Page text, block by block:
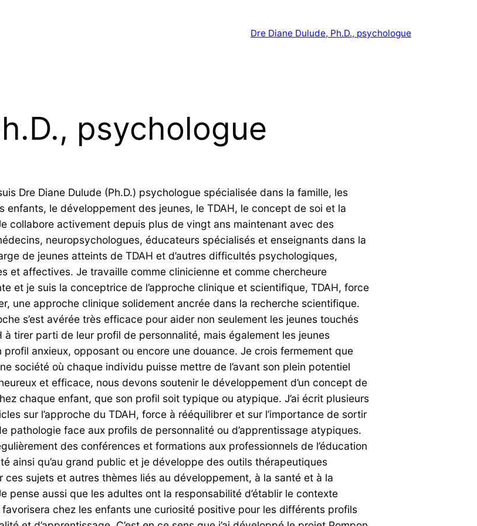
Dre Diane Dulude, Ph.D., psychologue
psychologue
Dre Diane Dulude (Ph.D.) psychologue spécialisée dans la famille, les
enfants, le développement des jeunes, le TDAH, le concept de soi et la
collabore activement depuis plus de vingt ans maintenant avec des
neuropsychologues, éducateurs spécialisés et enseignants dans la
de jeunes atteints de TDAH et d’autres difficultés psychologiques,
et affectives. Je travaille comme clinicienne et comme chercheure
et je suis la conceptrice de l’approche clinique et scientifique, TDAH, force
une approche clinique solidement ancrée dans la recherche scientifique.
s’est avérée très efficace pour aider non seulement les jeunes touchés
à tirer parti de leur profil de personnalité, mais également les jeunes
profil anxieux, opposant ou encore une douance. Je crois fermement que
société où chaque individu puisse mettre de l’avant son plein potentiel
et efficace, nous devons soutenir le développement d’un concept de
chaque enfant, que son profil soit typique ou atypique. J’ai écrit plusieurs
sur l’approche du TDAH, force à rééquilibrer et sur l’importance de sortir
pathologie face aux profils de personnalité ou d’apprentissage atypiques.
des conférences et formations aux professionnels de l’éducation
ainsi qu’au grand public et je développe des outils thérapeutiques
ces sujets et autres thèmes liés au développement, à la santé et à la
pense aussi que les adultes ont la responsabilité d’établir le contexte
chez les enfants une curiosité positive pour les différents profils